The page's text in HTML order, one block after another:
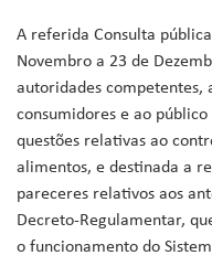
A referida Consulta
Novembro a 23 de
autoridades competentes,
consumidores e ao
questões relativas ao
alimentos, e destinada a
pareceres relativos aos
Decreto-Regulamentar,
o funcionamento do